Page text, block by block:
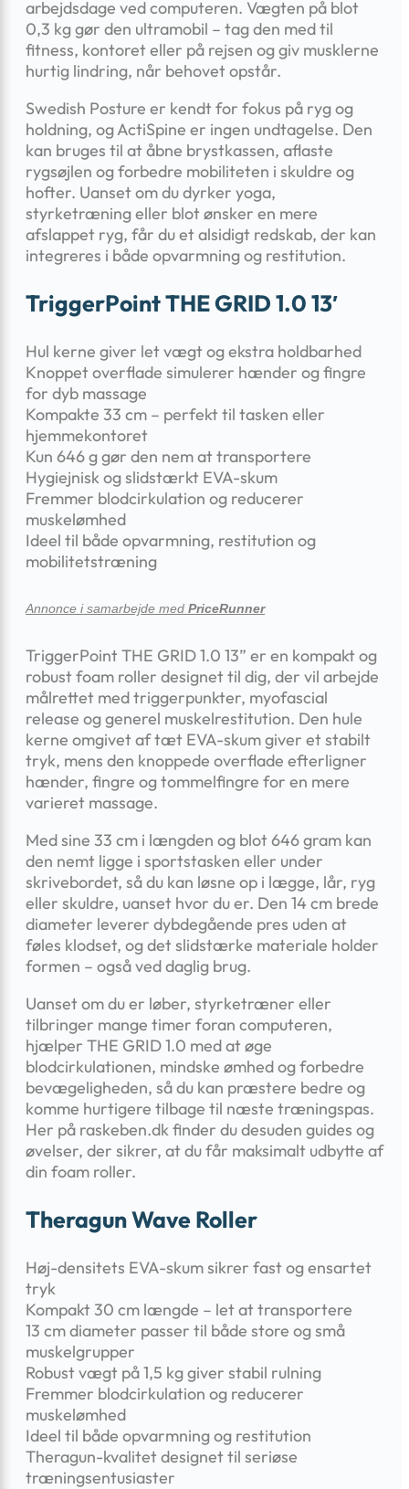
arbejdsdage ved computeren. Vægten på blot
0,3 kg gør den ultra­mobil – tag den med til
fitness, kontoret eller på rejsen og giv musklerne
hurtig lindring, når behovet opstår.
Swedish Posture er kendt for fokus på ryg og
holdning, og ActiSpine er ingen undtagelse. Den
kan bruges til at åbne brystkassen, aflaste
rygsøjlen og forbedre mobiliteten i skuldre og
hofter. Uanset om du dyrker yoga,
styrketræning eller blot ønsker en mere
afslappet ryg, får du et alsidigt redskab, der kan
integreres i både opvarmning og restitution.
TriggerPoint THE GRID 1.0 13′
Hul kerne giver let vægt og ekstra holdbarhed
Knoppet overflade simulerer hænder og fingre
for dyb massage
Kompakte 33 cm – perfekt til tasken eller
hjemmekontoret
Kun 646 g gør den nem at transportere
Hygiejnisk og slidstærkt EVA-skum
Fremmer blodcirkulation og reducerer
muskelømhed
Ideel til både opvarmning, restitution og
mobilitetstræning
Annonce i samarbejde med PriceRunner
TriggerPoint THE GRID 1.0 13” er en kompakt og
robust foam roller designet til dig, der vil arbejde
målrettet med triggerpunkter, myofascial
release og generel muskelrestitution. Den hule
kerne omgivet af tæt EVA-skum giver et stabilt
tryk, mens den knoppede overflade efterligner
hænder, fingre og tommelfingre for en mere
varieret massage.
Med sine 33 cm i længden og blot 646 gram kan
den nemt ligge i sportstasken eller under
skrivebordet, så du kan løsne op i lægge, lår, ryg
eller skuldre, uanset hvor du er. Den 14 cm brede
diameter leverer dybdegående pres uden at
føles klodset, og det slidstærke materiale holder
formen – også ved daglig brug.
Uanset om du er løber, styrketræner eller
tilbringer mange timer foran computeren,
hjælper THE GRID 1.0 med at øge
blodcirkulationen, mindske ømhed og forbedre
bevægeligheden, så du kan præstere bedre og
komme hurtigere tilbage til næste træningspas.
Her på raskeben.dk finder du desuden guides og
øvelser, der sikrer, at du får maksimalt udbytte af
din foam roller.
Theragun Wave Roller
Høj-densitets EVA-skum sikrer fast og ensartet
tryk
Kompakt 30 cm længde – let at transportere
13 cm diameter passer til både store og små
muskelgrupper
Robust vægt på 1,5 kg giver stabil rulning
Fremmer blodcirkulation og reducerer
muskelømhed
Ideel til både opvarmning og restitution
Theragun-kvalitet designet til seriøse
træningsentusiaster